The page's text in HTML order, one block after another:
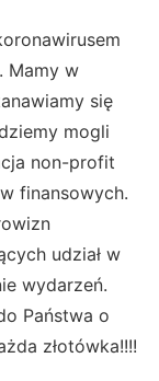
Mamy w
się
mogli
non-profit
finansowych.
udział w
wydarzeń.
Państwa o
złotówka!!!!